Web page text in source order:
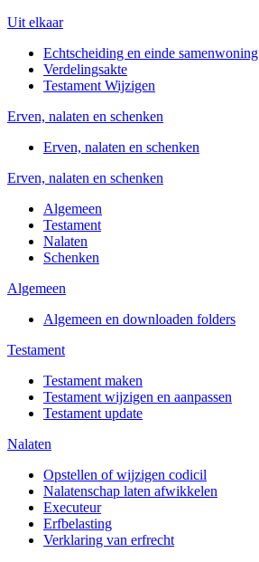
Uit elkaar
Echtscheiding en einde samenwoning
Verdelingsakte
Testament Wijzigen
Erven, nalaten en schenken
Erven, nalaten en schenken
Erven, nalaten en schenken
Algemeen
Testament
Nalaten
Schenken
Algemeen
Algemeen en downloaden folders
Testament
Testament maken
Testament wijzigen en aanpassen
Testament update
Nalaten
Opstellen of wijzigen codicil
Nalatenschap laten afwikkelen
Executeur
Erfbelasting
Verklaring van erfrecht